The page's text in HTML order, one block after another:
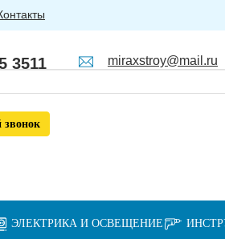
ЭЛЕКТРИКА И ОСВЕЩЕНИЕ
3511
4123
звонок
miraxstroy@mail.ru